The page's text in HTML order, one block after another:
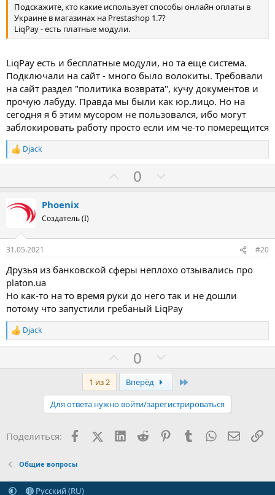
Подскажите, кто какие использует способы онлайн оплаты в
Украине в магазинах на Prestashop 1.7?
LiqPay - есть платные модули.
LiqPay есть и бесплатные модули, но та еще система.
Подключали на сайт - много было волокиты. Требовали
на сайт раздел "политика возврата", кучу документов и
прочую лабуду. Правда мы были как юр.лицо. Но на
сегодня я б этим мусором не пользовался, ибо могут
заблокировать работу просто если им че-то померещится
Р
е
и
и
Djack
а
0
р
и
Phoenix
Создатель (I)
31.05.2021 #20
Друзья из банковской сферы неплохо отзывались про
platon.ua
Но как-то на то время руки до него так и не дошли
потому что запустили гребаный LiqPay
Р
е
Djack
а
0
р
о
т
и
в
1 из 2 Вперёд
Для ответа нужно войти/зарегистрироваться
Поделиться: FacebookX (Twitter)
LinkedIn
Reddit PinterestTumblr WhatsApp
Общие вопросы
Русский (RU)